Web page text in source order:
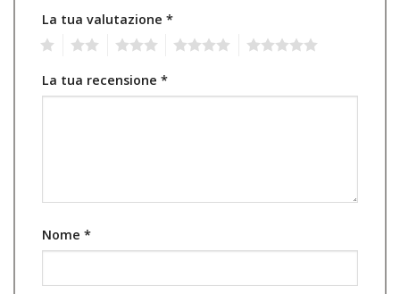
La tua valutazione *
La tua recensione *
Nome *